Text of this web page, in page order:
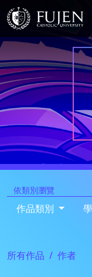
依類別瀏覽
作品類別
所有作品 作者